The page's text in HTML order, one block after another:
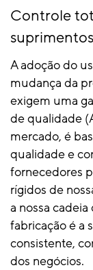
Controle
A adoção do
mudança da
exigem uma
de qualidade
mercado, é
qualidade e
fornecedores
rígidos de
a nossa
fabricação é a
consistente,
dos negócios.